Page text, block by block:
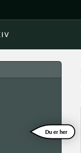
Du er her